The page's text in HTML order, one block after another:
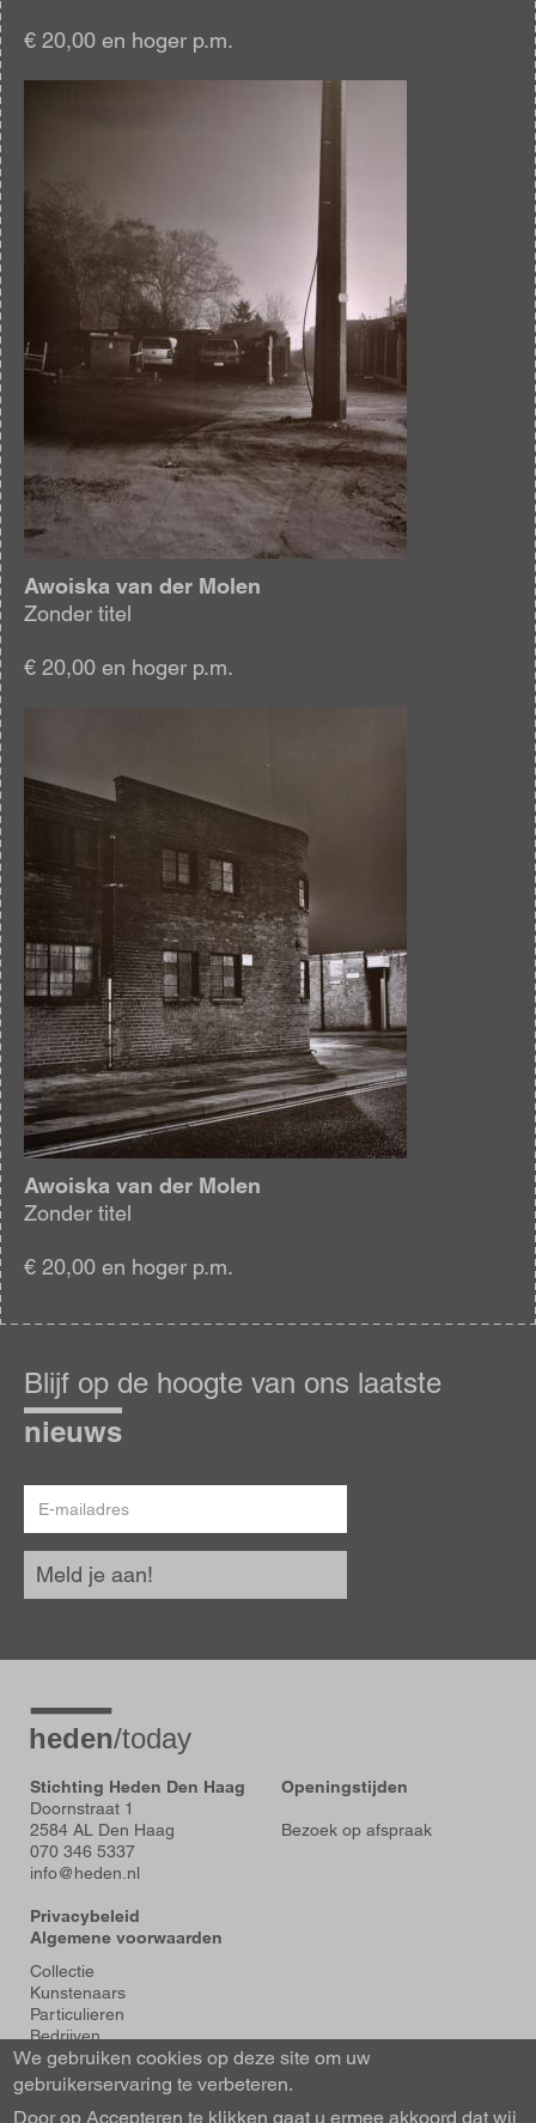
€ 20,00 en hoger p.m.
Awoiska van der Molen
Zonder titel
€ 20,00 en hoger p.m.
Awoiska van der Molen
Zonder titel
€ 20,00 en hoger p.m.
op
de
hoogte
Blijf op de hoogte van ons laatste
nieuws
mailadres
Meld je aan!
Stichting Heden Den Haag
Doornstraat 1
2584 AL Den Haag
070 346 5337
info@heden.nl
Privacybeleid
Algemene voorwaarden
Openingstijden
Bezoek op afspraak
Voet
Collectie
Kunstenaars
Particulieren
Bedrijven
Tentoonstellingen
Actueel
We gebruiken cookies op deze site om uw
gebruikerservaring te verbeteren.
Door op Accepteren te klikken gaat u ermee akkoord dat wij